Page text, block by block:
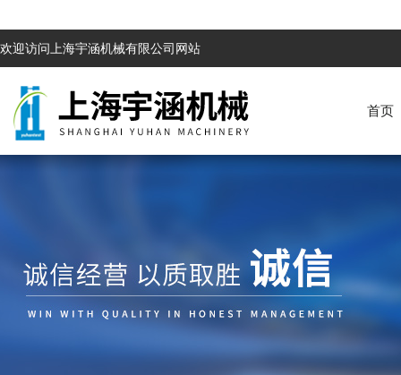
欢迎访问上海宇涵机械有限公司网站
首页